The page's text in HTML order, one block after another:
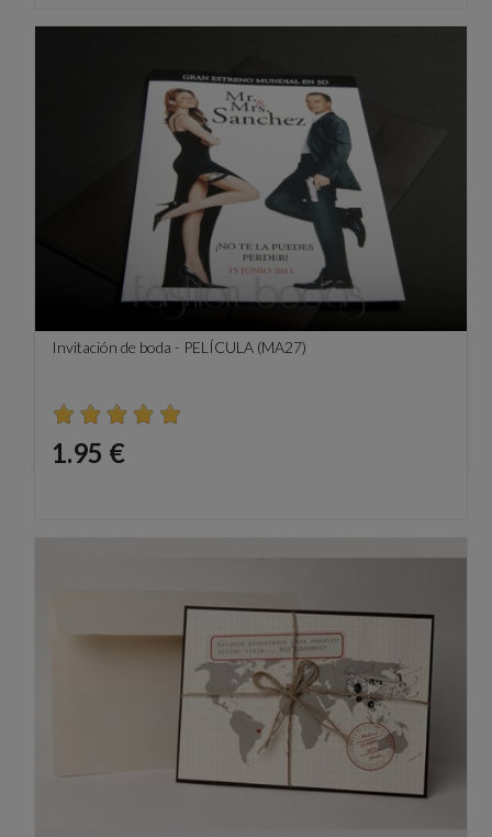
Invitación de boda - PELÍCULA (MA27)
Precio
1.95 €